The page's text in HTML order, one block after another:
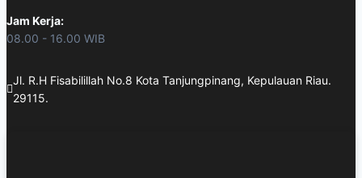
Jam Kerja:
08.00 - 16.00 WIB
Jl. R.H Fisabilillah No.8 Kota Tanjungpinang, Kepulauan Riau.
29115.